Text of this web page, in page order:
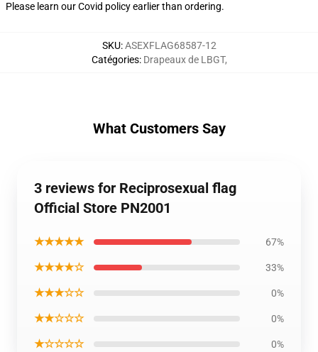
Please learn our Covid policyearlier than ordering.
SKU:ASEXFLAG68587-12
Catégories: Drapeaux de LBGT,
What Customers Say
3 reviews for Reciprosexual flag
Official Store PN2001
★★★★★ 67%
★★★★☆ 33%
★★★☆☆ 0%
★★☆☆☆ 0%
★☆☆☆☆ 0%